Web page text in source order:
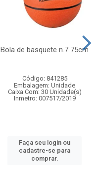
Bola de basquete n.7 75cm
Código: 841285
Embalagem: Unidade
Caixa Com: 30 Unidade(s)
Inmetro: 007517/2019
Faça seu login ou
cadastre-se para
comprar.